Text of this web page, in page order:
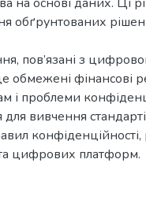
обґрунтованих
пов’язані з
обмежені фінансові
і проблеми
вивчення
цифрових платформ.